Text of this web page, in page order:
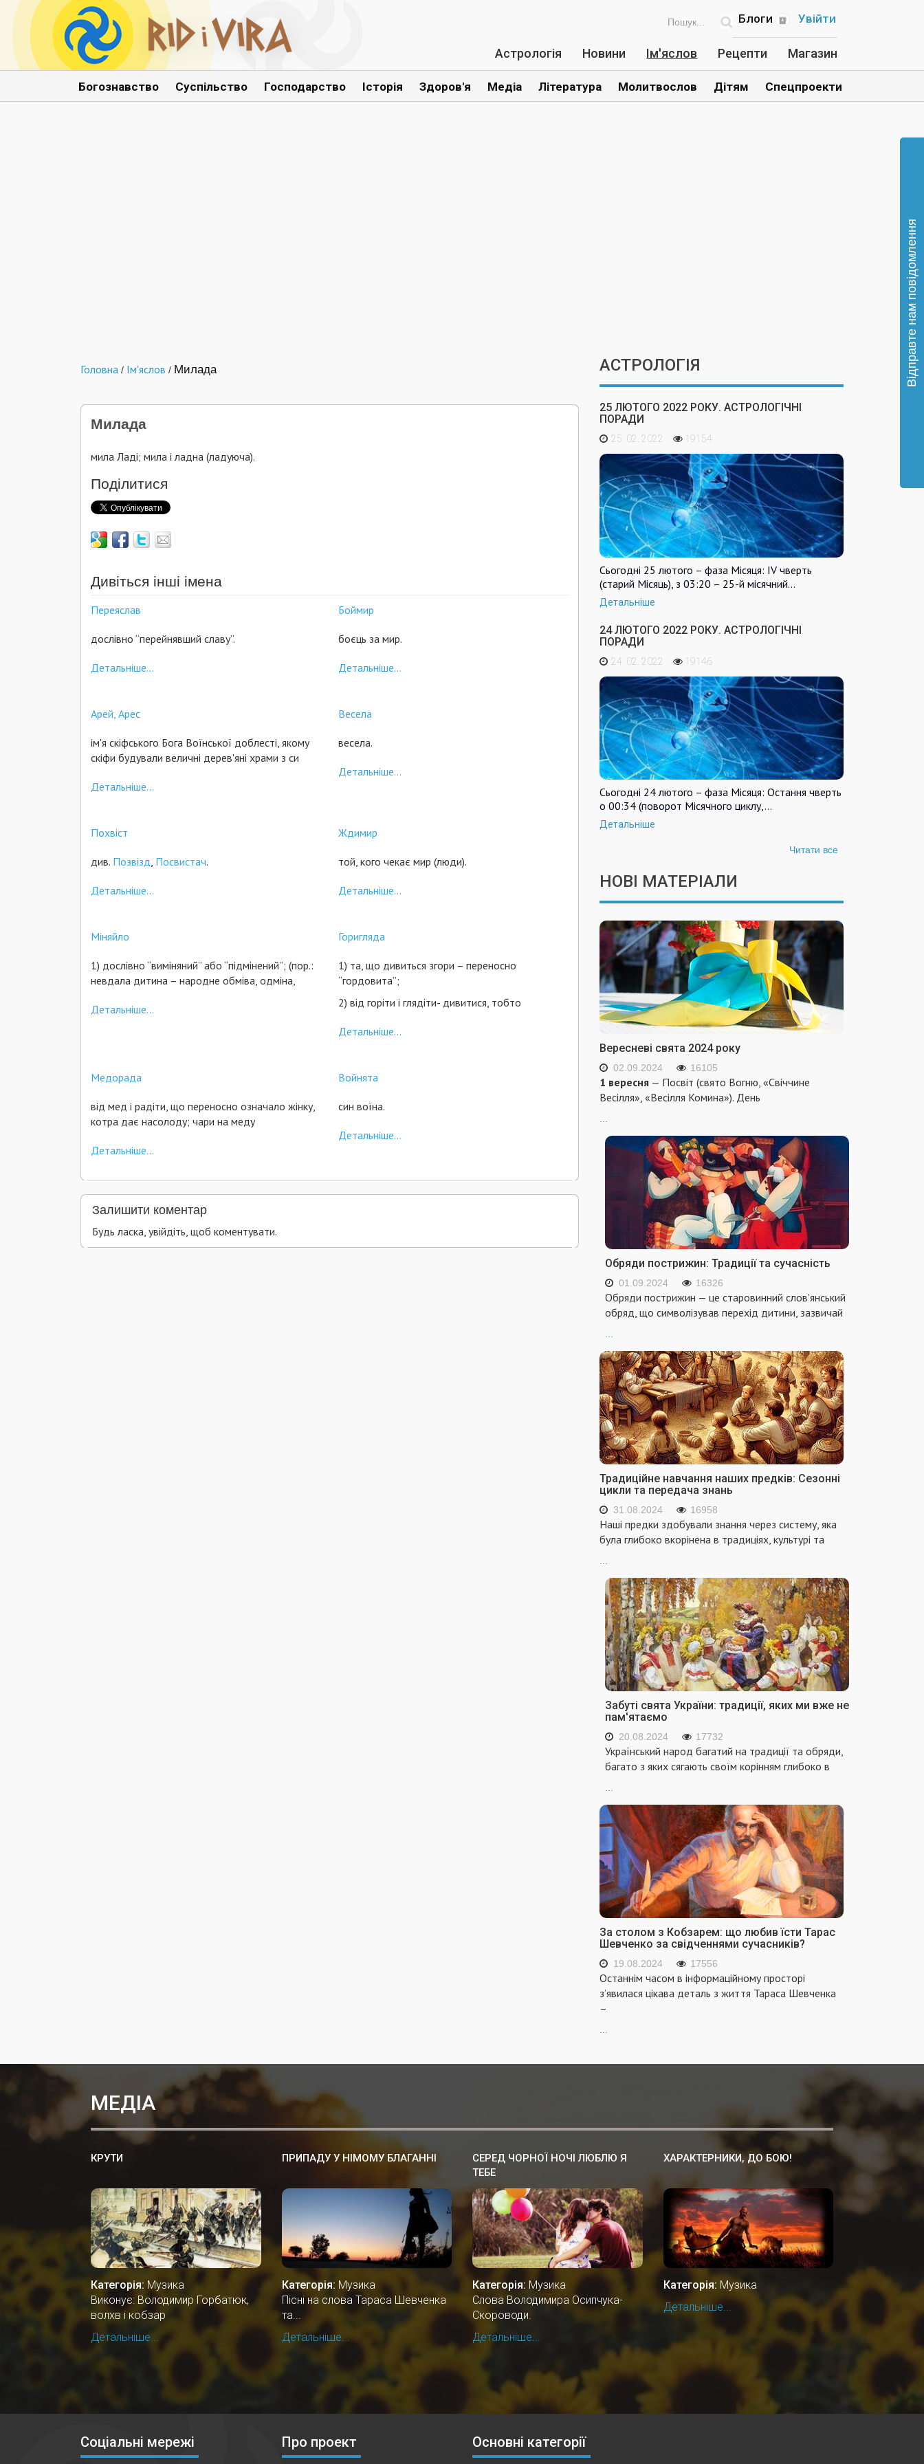
Увійти
Блоги
Астрологія Новини Ім'яслов Рецепти Магазин
Богознавство Суспільство Господарство Історія Здоров'я Медіа Література Молитвослов Дітям Спецпроекти
Головна / Ім'яслов / Милада
Милада
мила Ладі; мила і ладна (ладуюча).
Поділитися
Дивіться інші імена
Переяслав
дослівно “перейнявший славу”.
Детальніше...
Боймир
боєць за мир.
Детальніше...
Арей, Арес
ім'я скіфського Бога Воїнської доблесті, якому
скіфи будували величні дерев'яні храми з си
Детальніше...
Весела
весела.
Детальніше...
Похвіст
див. Позвізд Посвистач.
Детальніше...
Ждимир
той, кого чекає мир (люди).
Детальніше...
Міняйло
1) дослівно “виміняний” або “підмінений”; (пор.:
невдала дитина – народне обміва, одміна,
Детальніше...
Горигляда
1) та, що дивиться згори – переносно
“гордовита”;
2) від горіти і глядіти- дивитися, тобто
Детальніше...
Медорада
від мед і радіти, що переносно означало жінку,
котра дає насолоду; чари на меду
Детальніше...
Войнята
син воїна.
Детальніше...
Залишити коментар
Будь ласка, увійдіть, щоб коментувати.
АСТРОЛОГІЯ
25 ЛЮТОГО 2022 РОКУ. АСТРОЛОГІЧНІ
ПОРАДИ
25. 02. 2022 19154
Сьогодні 25 лютого – фаза Місяця: IV чверть
(старий Місяць), з 03:20 – 25-й місячний…
Детальніше
24 ЛЮТОГО 2022 РОКУ. АСТРОЛОГІЧНІ
ПОРАДИ
24. 02. 2022 19146
Сьогодні 24 лютого – фаза Місяця: Остання чверть
о 00:34 (поворот Місячного циклу,…
Детальніше
Читати все
НОВІ МАТЕРІАЛИ
Вересневі свята 2024 року
02.09.2024 16105
1 вересня — Посвіт (свято Вогню, «Свіччине
Весілля», «Весілля Комина»). День
...
Обряди пострижин: Традиції та сучасність
01.09.2024 16326
Обряди пострижин — це старовинний слов'янський
обряд, що символізував перехід дитини, зазвичай
...
Традиційне навчання наших предків: Сезонні
цикли та передача знань
31.08.2024 16958
Наші предки здобували знання через систему, яка
була глибоко вкорінена в традиціях, культурі та
...
Забуті свята України: традиції, яких ми вже не
пам'ятаємо
20.08.2024 17732
Український народ багатий на традиції та обряди,
багато з яких сягають своїм корінням глибоко в
...
За столом з Кобзарем: що любив їсти Тарас
Шевченко за свідченнями сучасників?
19.08.2024 17556
Останнім часом в інформаційному просторі
з’явилася цікава деталь з життя Тараса Шевченка
–
...
МЕДІА
КРУТИ
Категорія: Музика
Виконує: Володимир Горбатюк,
волхв і кобзар
Детальніше...
ПРИПАДУ У НІМОМУ БЛАГАННІ
Категорія: Музика
Пісні на слова Тараса Шевченка
та...
Детальніше...
СЕРЕД ЧОРНОЇ НОЧІ ЛЮБЛЮ Я
ТЕБЕ
Категорія: Музика
Слова Володимира Осипчука-
Скороводи.
Детальніше...
ХАРАКТЕРНИКИ, ДО БОЮ!
Категорія: Музика
Детальніше...
Соціальні мережі Про проект Основні категорії
Відправте нам повідомлення